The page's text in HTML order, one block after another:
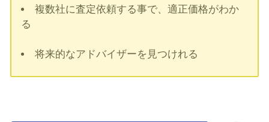
複数社に査定依頼する事で、適正価格がわか
る
将来的なアドバイザーを見つけれる